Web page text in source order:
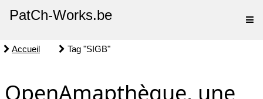
PatCh-Works.be
Accueil Tag "SIGB"
OpenAmapthèque, une